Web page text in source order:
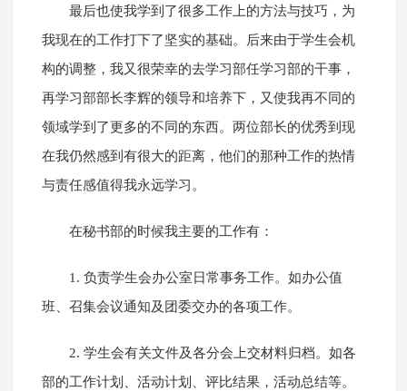
最后也使我学到了很多工作上的方法与技巧，为
我现在的工作打下了坚实的基础。后来由于学生会机
构的调整，我又很荣幸的去学习部任学习部的干事，
再学习部部长李辉的领导和培养下，又使我再不同的
领域学到了更多的不同的东西。两位部长的优秀到现
在我仍然感到有很大的距离，他们的那种工作的热情
与责任感值得我永远学习。
在秘书部的时候我主要的工作有：
1. 负责学生会办公室日常事务工作。如办公值
班、召集会议通知及团委交办的各项工作。
2. 学生会有关文件及各分会上交材料归档。如各
部的工作计划、活动计划、评比结果，活动总结等。